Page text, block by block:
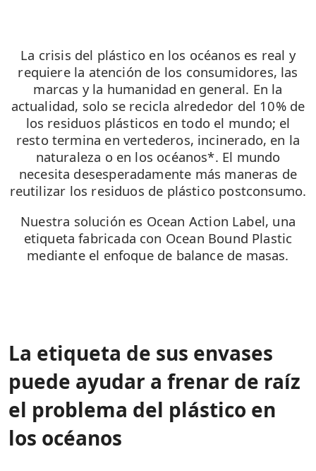
La crisis del plástico en los océanos es real y
requiere la atención de los consumidores, las
marcas y la humanidad en general. En la
actualidad, solo se recicla alrededor del 10% de
los residuos plásticos en todo el mundo; el
resto termina en vertederos, incinerado, en la
naturaleza o en los océanos*. El mundo
necesita desesperadamente más maneras de
reutilizar los residuos de plástico postconsumo.
Nuestra solución es Ocean Action Label, una
etiqueta fabricada con Ocean Bound Plastic
mediante el enfoque de balance de masas.
La etiqueta de sus envases
puede ayudar a frenar de raíz
el problema del plástico en
los océanos